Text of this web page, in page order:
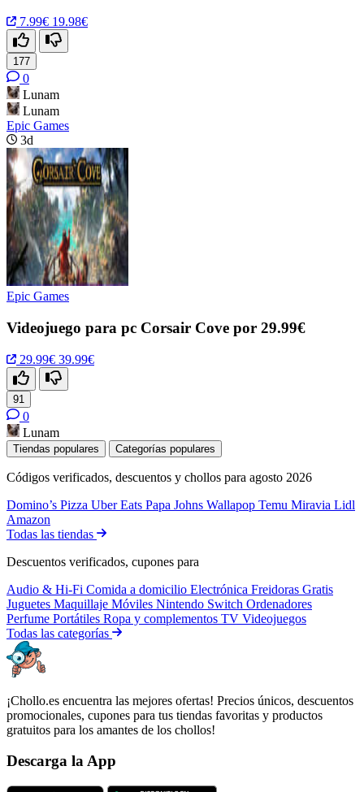
7.99€ 19.98€
177
0
Lunam
Lunam
Epic Games
3d
Epic Games
Videojuego para pc Corsair Cove por 29.99€
29.99€ 39.99€
91
0
Lunam
Tiendas populares Categorías populares
Códigos verificados, descuentos y chollos para agosto 2026
Domino’s Pizza Uber Eats Papa Johns Wallapop Temu Miravia Lidl
Amazon
Todas las tiendas
Descuentos verificados, cupones para
Audio & Hi-Fi Comida a domicilio Electrónica Freidoras Gratis
Juguetes Maquillaje Móviles Nintendo Switch Ordenadores
Perfume Portátiles Ropa y complementos TV Videojuegos
Todas las categorías
¡Chollo.es encuentra las mejores ofertas! Precios únicos, descuentos
promocionales, cupones para tus tiendas favoritas y productos
gratuitos para los amantes de los chollos!
Descarga la App